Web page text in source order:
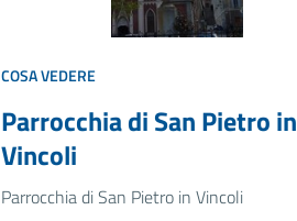
COSA VEDERE
Parrocchia di San Pietro in
Vincoli
Parrocchia di San Pietro in Vincoli